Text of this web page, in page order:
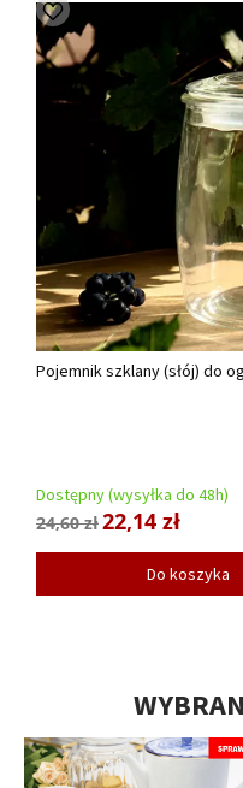
Pojemnik szklany (słój) do
Dostępny (wysyłka do 48h)
24,60 zł22,14 zł
Do koszyka